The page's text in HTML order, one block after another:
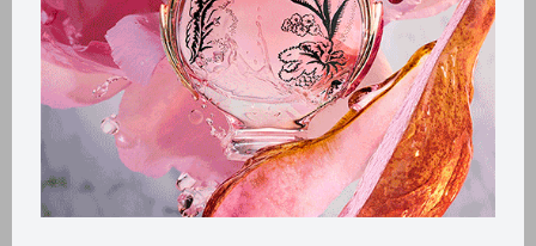
LlegaHOY
2 HS